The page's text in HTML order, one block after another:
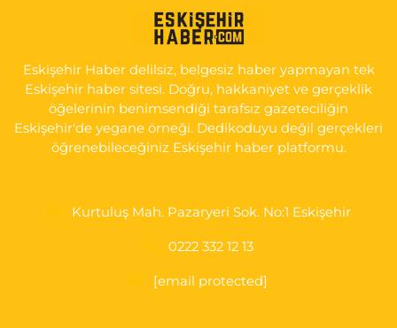
GÖKMEYDAN MAH. ULUS CAD. NO:4 A ADLİYE AŞAĞISI, SARAR
İMAM HATİP YANI, CUMA PAZARI CADDE GİRİŞİ
0 (222) 240 16 67 Yol Tarifi Al
Eskişehir Haber delilsiz, belgesiz haber yapmayan tek
Eskişehir haber sitesi. Doğru, hakkaniyet ve gerçeklik
öğelerinin benimsendiği tarafsız gazeteciliğin
Eskişehir'de yegane örneği. Dedikoduyu değil gerçekleri
öğrenebileceğiniz Eskişehir haber platformu.
Kurtuluş Mah. Pazaryeri Sok. No:1 Eskişehir
0222 332 12 13
[email protected]